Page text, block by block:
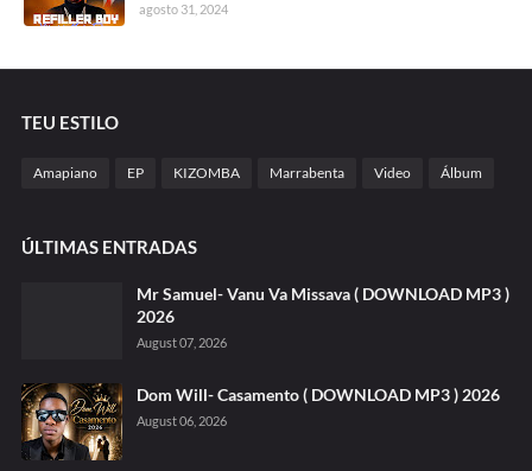
agosto 31, 2024
TEU ESTILO
Amapiano EP KIZOMBA Marrabenta Video Álbum
ÚLTIMAS ENTRADAS
Mr Samuel- Vanu Va Missava ( DOWNLOAD MP3 )
2026
August 07, 2026
Dom Will- Casamento ( DOWNLOAD MP3 ) 2026
August 06, 2026